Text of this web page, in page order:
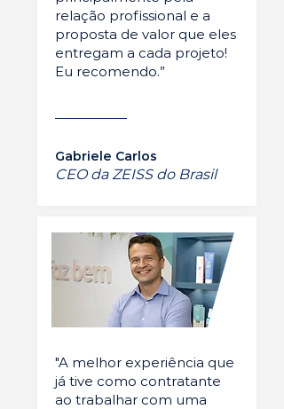
relação profissional e a
proposta de valor que eles
entregam a cada projeto!
Eu recomendo.”
Gabriele Carlos
CEO da ZEISS do Brasil
"A melhor experiência que
já tive como contratante
ao trabalhar com uma